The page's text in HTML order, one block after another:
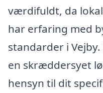
værdifuldt, da
har erfaring med
standarder i
en skræddersyet
hensyn til dit